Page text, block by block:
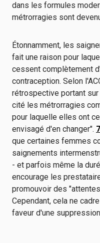
dans les formules
métrorragies sont
Étonnamment, les
fait une raison pour
cessent complètement
contraception. Selon
rétrospective portant
cité les métrorragies
pour laquelle elles ont
envisagé d'en changer".
que certaines femmes
saignements
- et parfois même la
encourage les
promouvoir des
Cependant, cela ne
faveur d'une